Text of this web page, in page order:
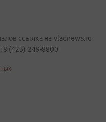
ссылка на vladnews.ru
8 (423) 249-8800